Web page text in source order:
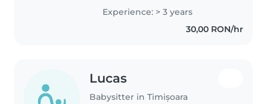
mă joc cu ei și să le ofer un
mediu sigur și plăcut. Mă implic
cu drag și sunt atentă..
Experience: > 3 years
30,00 RON/hr
Lucas
Babysitter in Timișoara